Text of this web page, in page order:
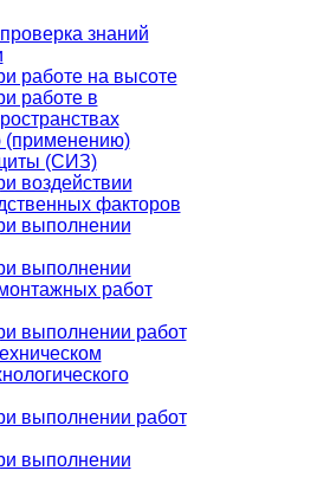
знаний
работе на высоте
работе в
(применению)
(СИЗ)
воздействии
факторов
выполнении
выполнении
работ
выполнении работ
выполнении работ
выполнении